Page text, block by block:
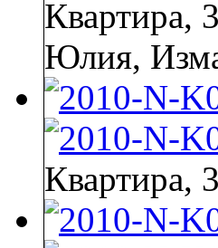
Квартира,
Юлия,
Квартира,